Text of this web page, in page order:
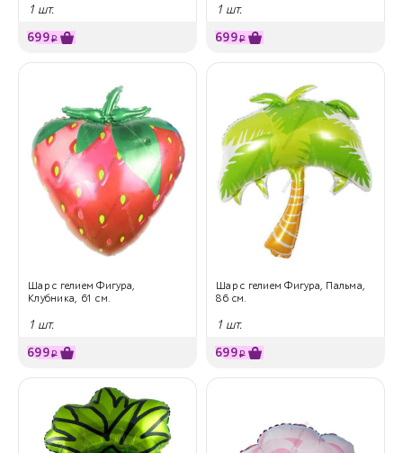
1 шт.
699₽
1 шт.
699₽
Шар с гелием Фигура,
Клубника, 61 см.
1 шт.
699₽
Шар с гелием Фигура, Пальма,
86 см.
1 шт.
699₽